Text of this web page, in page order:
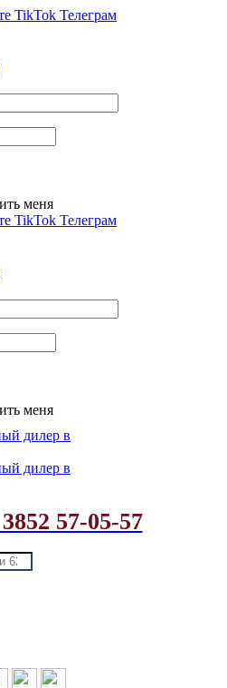
TikTok Телеграм
меня
TikTok Телеграм
меня
57-05-57